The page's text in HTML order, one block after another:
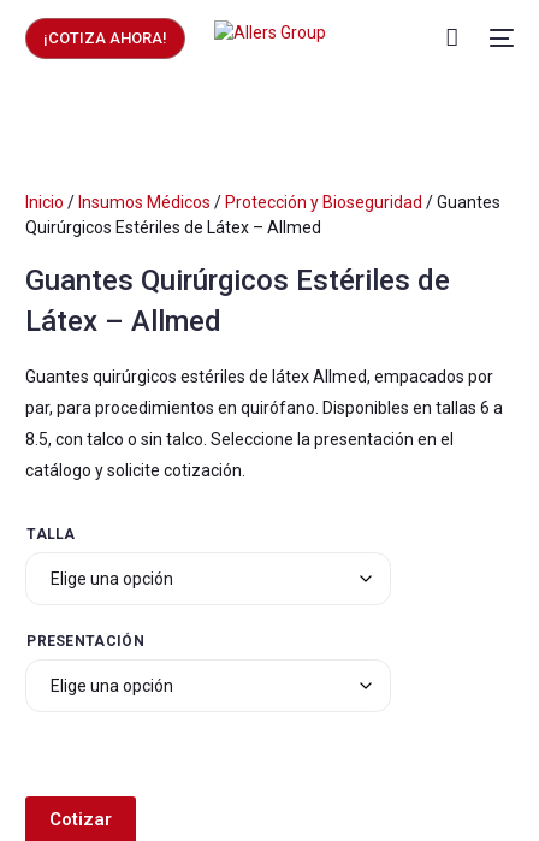
¡COTIZA AHORA!
Inicio / Insumos Médicos / Protección y Bioseguridad / Guantes
Quirúrgicos Estériles de Látex – Allmed
Guantes Quirúrgicos Estériles de
Látex – Allmed
Guantes quirúrgicos estériles de látex Allmed, empacados por
par, para procedimientos en quirófano. Disponibles en tallas 6 a
8.5, con talco o sin talco. Seleccione la presentación en el
catálogo y solicite cotización.
TALLA
PRESENTACIÓN
Cotizar